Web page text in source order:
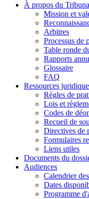
À propos du
Mission et
Arbitres
Processus de
Table ronde
Rapports
Glossaire
FAQ
Ressources
Règles de
Lois et
Codes de
Recueil de
Directives de
Formulaires
Liens utiles
Documents du
Audiences
Calendrier
Dates
Programme